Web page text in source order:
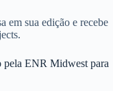
em sua edição e recebe
pela ENR Midwest para